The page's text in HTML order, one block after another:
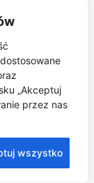
„Akceptuj
przez nas
wszystko
i